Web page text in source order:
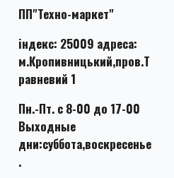
ПП"Техно-маркет"
індекс: 25009 адреса:
м.Кропивницький,пров.Т
равневий 1
Пн.-Пт. с 8-00 до 17-00
Выходные
дни:суббота,воскресенье
.